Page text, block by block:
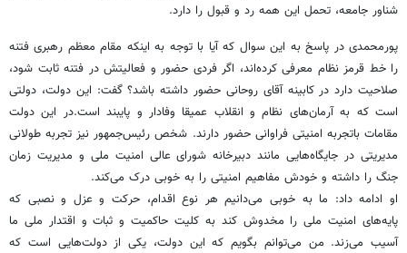
شناور جامعه، تحمل این همه رد و قبول را دارد.
پورمحمدی در پاسخ به این سوال که آیا با توجه به اینکه مقام معظم رهبری فتنه
را خط قرمز نظام معرفی کرده‌اند، اگر فردی حضور و فعالیتش در فتنه ثابت شود،
صلاحیت دارد در کابینه آقای روحانی حضور داشته باشد؟ گفت: این دولت، دولتی
است که به آرمان‌های نظام و انقلاب عمیقا وفادار و پایبند است.در این دولت
مقامات باتجربه امنیتی فراوانی حضور دارند. شخص رئیس‌جمهور نیز تجربه طولانی
مدیریتی در جایگاه‌هایی مانند دبیرخانه شورای عالی امنیت ملی و مدیریت زمان
جنگ را داشته و خودش مفاهیم امنیتی را به خوبی درک می‌کند.
او ادامه داد: ما به خوبی می‌دانیم هر نوع اقدام، حرکت و عزل و نصبی که
پایه‌های امنیت ملی را مخدوش کند به کلیت حاکمیت و ثبات و اقتدار ملی ما
آسیب می‌زند. من می‌توانم بگویم که این دولت، یکی از دولت‌هایی است که